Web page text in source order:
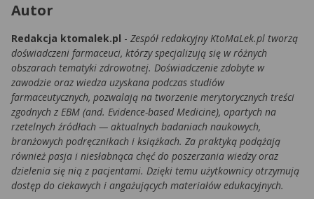
Autor
Redakcja ktomalek.pl - Zespół redakcyjny KtoMaLek.pl tworzą
doświadczeni farmaceuci, którzy specjalizują się w różnych
obszarach tematyki zdrowotnej. Doświadczenie zdobyte w
zawodzie oraz wiedza uzyskana podczas studiów
farmaceutycznych, pozwalają na tworzenie merytorycznych treści
zgodnych z EBM (and. Evidence-based Medicine), opartych na
rzetelnych źródłach — aktualnych badaniach naukowych,
branżowych podręcznikach i książkach. Za praktyką podążają
również pasja i niesłabnąca chęć do poszerzania wiedzy oraz
dzielenia się nią z pacjentami. Dzięki temu użytkownicy otrzymują
dostęp do ciekawych i angażujących materiałów edukacyjnych.